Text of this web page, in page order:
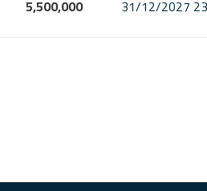
5,500,000
31/12/2027